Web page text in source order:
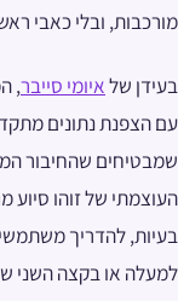
מורכבות, ובלי כאבי
בעידן שלאיומי סייבר,
עם הצפנת נתונים
שמבטיחים שהחיבור
העוצמתי של זוהו סיוע
בעיות, להדריך
למעלה או בקצה השני